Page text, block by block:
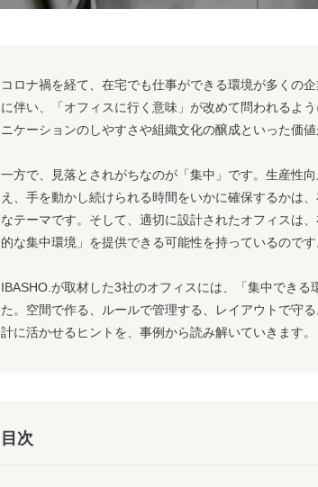
コロナ禍を経て、在宅でも仕事ができる環境が多くの
に伴い、「オフィスに行く意味」が改めて問われるよ
ニケーションのしやすさや組織文化の醸成といった価値
一方で、見落とされがちなのが「集中」です。生産性
え、手を動かし続けられる時間をいかに確保するかは
なテーマです。そして、適切に設計されたオフィスは
的な集中環境」を提供できる可能性を持っているのです
IBASHO.が取材した3社のオフィスには、「集中できる
た。空間で作る、ルールで管理する、レイアウトで守
計に活かせるヒントを、事例から読み解いていきます。
目次